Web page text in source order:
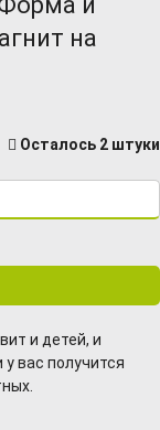
на
Осталось 2 штуки
и детей, и
вас получится